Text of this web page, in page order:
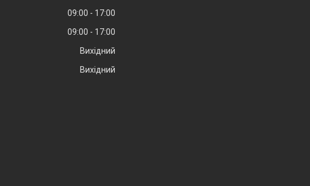
09:00
17:00
09:00
17:00
Вихідний
Вихідний